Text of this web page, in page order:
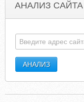
АНАЛИЗ САЙТА